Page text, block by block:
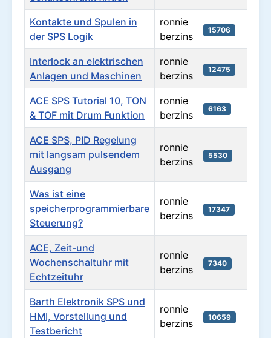
Kontakte und Spulen in
der SPS Logik
ronnie
berzins
15706
Interlock an elektrischen
Anlagen und Maschinen
ronnie
berzins
12475
ACE SPS Tutorial 10, TON
& TOF mit Drum Funktion
ronnie
berzins
6163
ACE SPS, PID Regelung
mit langsam pulsendem
Ausgang
ronnie
berzins
5530
Was ist eine
speicherprogrammierbare
Steuerung?
ronnie
berzins
17347
ACE, Zeit-und
Wochenschaltuhr mit
Echtzeituhr
ronnie
berzins
7340
Barth Elektronik SPS und
HMI, Vorstellung und
Testbericht
ronnie
berzins
10659